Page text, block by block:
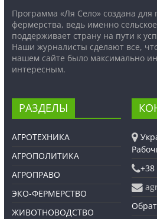
Программа «Ля Село» создана для
фермерства, ведь именно
поддерживает страну на пути к
Наши журналисты сделают все,
нашем сайте было максимально
интересным.
РАЗДЕЛЫ
АГРОТЕХНИКА
АГРОПОЛИТИКА
АГРОПРАВО
ЭКО-ФЕРМЕРСТВО
ЖИВОТНОВОДСТВО